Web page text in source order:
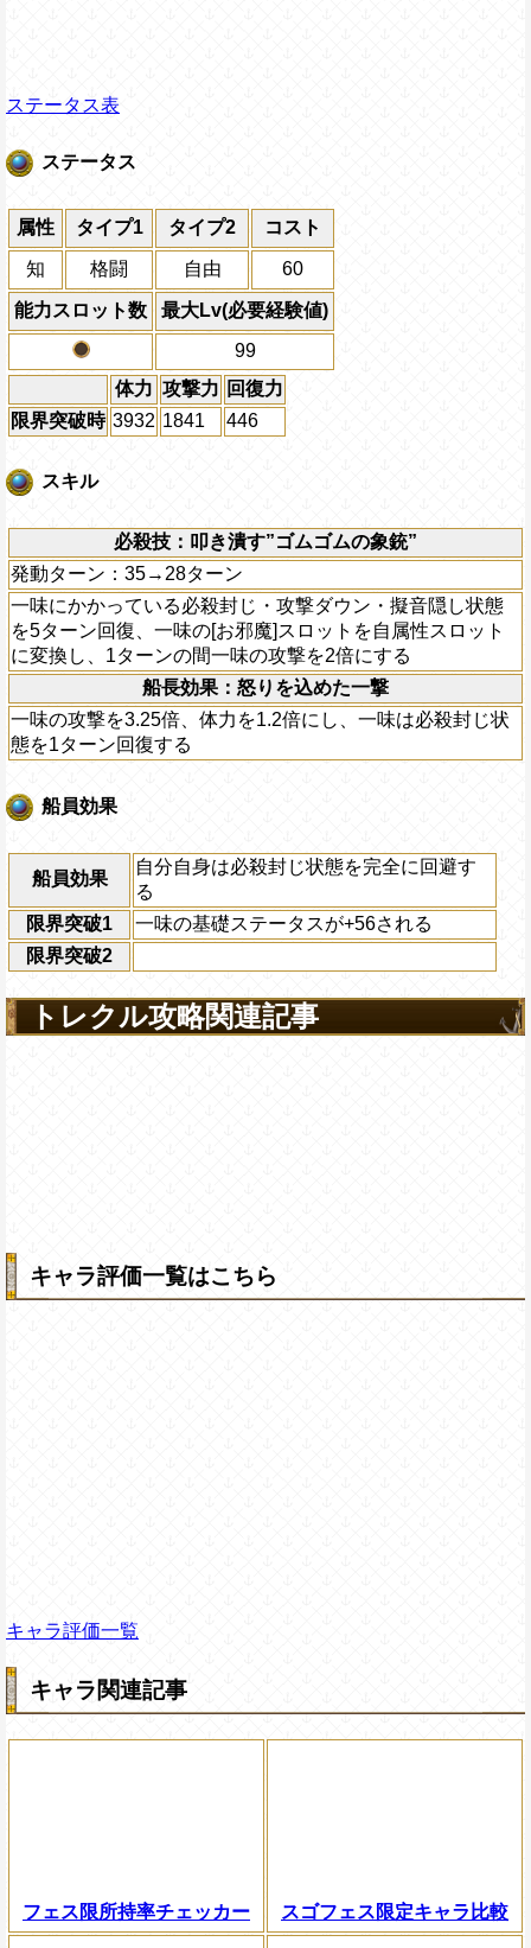
ステータス表
ステータス
属性 タイプ1 タイプ2 コスト
知 格闘 自由 60
能力スロット数
最大Lv(必要経験値)
99
体力 攻撃力 回復力
限界突破時 3932 1841 446
スキル
必殺技：叩き潰す”ゴムゴムの象銃”
発動ターン：35→28ターン
一味にかかっている必殺封じ・攻撃ダウン・擬音隠し状態
を5ターン回復、一味の[お邪魔]スロットを自属性スロット
に変換し、1ターンの間一味の攻撃を2倍にする
船長効果：怒りを込めた一撃
一味の攻撃を3.25倍、体力を1.2倍にし、一味は必殺封じ状
態を1ターン回復する
船員効果
船員効果
自分自身は必殺封じ状態を完全に回避す
る
限界突破1
一味の基礎ステータスが+56される
限界突破2
トレクル攻略関連記事
キャラ評価一覧はこちら
キャラ評価一覧
キャラ関連記事
フェス限所持率チェッカー スゴフェス限定キャラ比較